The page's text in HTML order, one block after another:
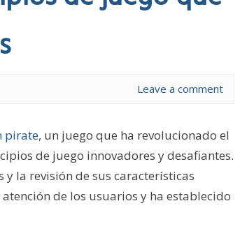
Leave a comment
pirate, un juego que ha revolucionado el
de juego innovadores y desafiantes.
la revisión de sus características
de los usuarios y ha establecido